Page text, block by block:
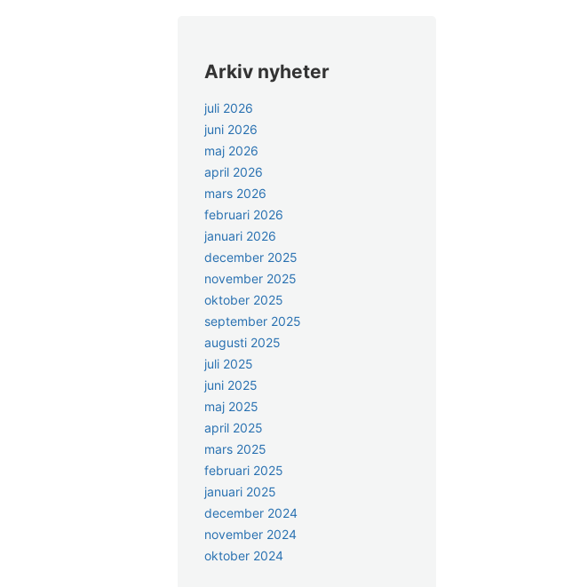
Arkiv nyheter
juli 2026
juni 2026
maj 2026
april 2026
mars 2026
februari 2026
januari 2026
december 2025
november 2025
oktober 2025
september 2025
augusti 2025
juli 2025
juni 2025
maj 2025
april 2025
mars 2025
februari 2025
januari 2025
december 2024
november 2024
oktober 2024